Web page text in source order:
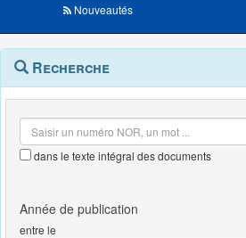
Nouveautés
Navigation
outils
Menu
contextuel
Recherche
dans le texte intégral des documents
entre le